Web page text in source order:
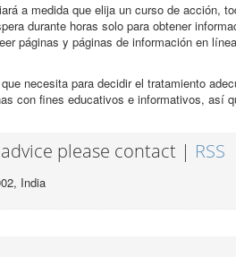
a medida que elija un curso de acción,
durante horas solo para obtener
páginas y páginas de información en
necesita para decidir el tratamiento
con fines educativos e informativos, así
please contact | RSS
India